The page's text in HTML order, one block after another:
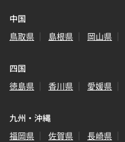
中国
鳥取県
島根県 岡山県
四国
徳島県
香川県 愛媛県
九州・沖縄
福岡県
佐賀県 長崎県